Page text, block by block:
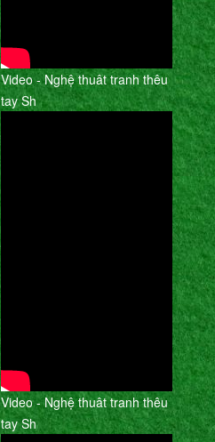
Video - Nghệ thuât tranh thêu
tay Sh
Video - Nghệ thuât tranh thêu
tay Sh